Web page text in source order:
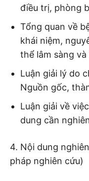
điều trị, phòng
Tổng quan về
khái niệm,
thể lâm sàng
Luận giải lý do
Nguồn gốc,
Luận giải về
dung cần
4. Nội dung
pháp nghiên cứu)